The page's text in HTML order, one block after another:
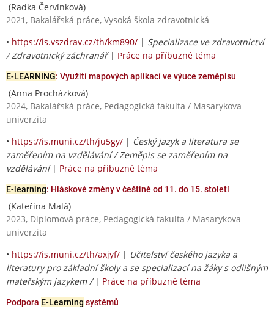
(Radka Červínková)
2021, Bakalářská práce, Vysoká škola zdravotnická
• https://is.vszdrav.cz/th/km890/ | Specializace ve zdravotnictví
/ Zdravotnický záchranář| Práce na příbuzné téma
E-LEARNING: Využití mapových aplikací ve výuce zeměpisu
(Anna Procházková)
2024, Bakalářská práce, Pedagogická fakulta / Masarykova
univerzita
• https://is.muni.cz/th/ju5gy/ | Český jazyk a literatura se
zaměřením na vzdělávání / Zeměpis se zaměřením na
vzdělávání| Práce na příbuzné téma
E-learning: Hláskové změny v češtině od 11. do 15. století
(Kateřina Malá)
2023, Diplomová práce, Pedagogická fakulta / Masarykova
univerzita
• https://is.muni.cz/th/axjyf/ | Učitelství českého jazyka a
literatury pro základní školy a se specializací na žáky s odlišným
mateřským jazykem / | Práce na příbuzné téma
Podpora E-Learning systémů